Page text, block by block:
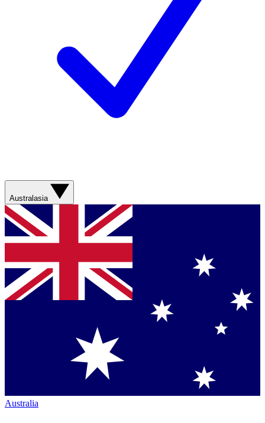
Australasia
Australia